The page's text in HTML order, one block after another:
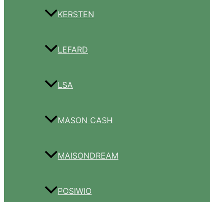
KERSTEN
LEFARD
LSA
MASON CASH
MAISONDREAM
POSIWIO